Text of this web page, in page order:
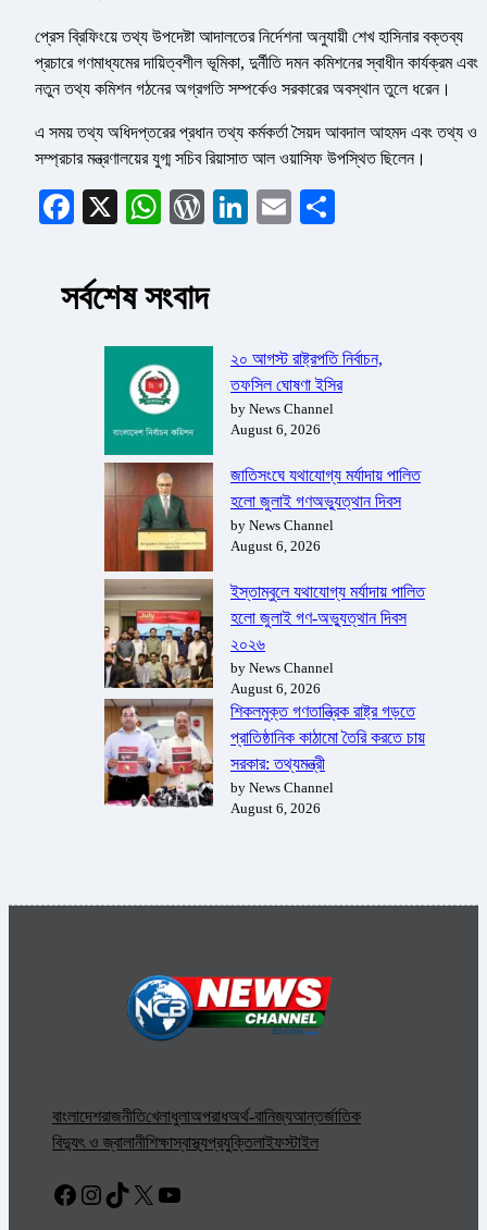
প্রেস ব্রিফিংয়ে তথ্য উপদেষ্টা আদালতের নির্দেশনা অনুযায়ী শেখ হাসিনার বক্তব্য
প্রচারে গণমাধ্যমের দায়িত্বশীল ভূমিকা, দুর্নীতি দমন কমিশনের স্বাধীন কার্যক্রম এবং
নতুন তথ্য কমিশন গঠনের অগ্রগতি সম্পর্কেও সরকারের অবস্থান তুলে ধরেন।
এ সময় তথ্য অধিদপ্তরের প্রধান তথ্য কর্মকর্তা সৈয়দ আবদাল আহমদ এবং তথ্য ও
সম্প্রচার মন্ত্রণালয়ের যুগ্ম সচিব রিয়াসাত আল ওয়াসিফ উপস্থিত ছিলেন।
Facebook
X WhatsApp
WordPress
LinkedIn
Email
সর্বশেষ সংবাদ
২০ আগস্ট রাষ্ট্রপতি নির্বাচন,
তফসিল ঘোষণা ইসির
by News Channel
August 6, 2026
জাতিসংঘে যথাযোগ্য মর্যাদায় পালিত
হলো জুলাই গণঅভ্যুত্থান দিবস
by News Channel
August 6, 2026
ইস্তাম্বুলে যথাযোগ্য মর্যাদায় পালিত
হলো জুলাই গণ-অভ্যুত্থান দিবস
২০২৬
by News Channel
August 6, 2026
শিকলমুক্ত গণতান্ত্রিক রাষ্ট্র গড়তে
প্রাতিষ্ঠানিক কাঠামো তৈরি করতে চায়
সরকার: তথ্যমন্ত্রী
by News Channel
August 6, 2026
বাংলাদেশরাজনীতিখেলাধুলাঅপরাধঅর্থ-বানিজ্যআন্তর্জাতিক
বিদ্যুৎ ও জ্বালানীশিক্ষাস্বাস্থ্যপ্রযুক্তিলাইফস্টাইল
Facebook
Instagram
TikTok
X YouTube